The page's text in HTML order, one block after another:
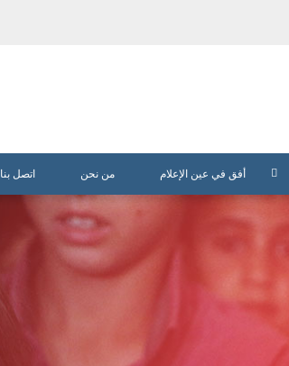
أفق في عين الإعلام من نحن اتصل بنا